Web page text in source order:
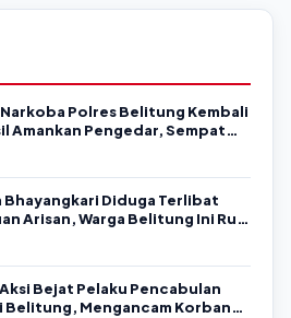
SMAN 1 Damar di AAF Cup
Polres Belitung Kembali
Amankan Pengedar, Sempat
Bhayangkari Diduga Terlibat
Arisan, Warga Belitung Ini Rugi
Bejat Pelaku Pencabulan
Belitung, Mengancam Korban